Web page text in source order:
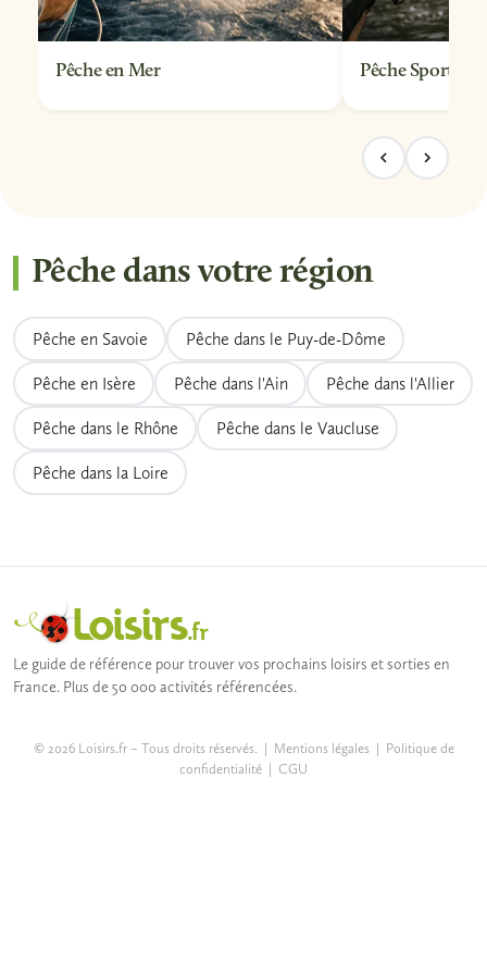
Pêche en Mer Pêche Sportive
Pêche dans votre région
Pêche en Savoie Pêche dans le Puy-de-Dôme
Pêche en Isère Pêche dans l'Ain Pêche dans l'Allier
Pêche dans le Rhône Pêche dans le Vaucluse
Pêche dans la Loire
Le guide de référence pour trouver vos prochains loisirs et sorties en
France. Plus de 50 000 activités référencées.
© 2026 Loisirs.fr – Tous droits réservés. | Mentions légales| Politique de
confidentialité | CGU